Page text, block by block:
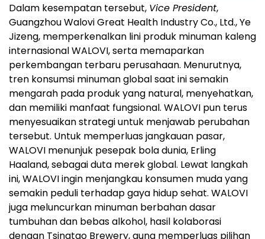
Dalam kesempatan tersebut, Vice President,
Guangzhou Walovi Great Health Industry Co., Ltd., Ye
Jizeng, memperkenalkan lini produk minuman kaleng
internasional WALOVI, serta memaparkan
perkembangan terbaru perusahaan. Menurutnya,
tren konsumsi minuman global saat ini semakin
mengarah pada produk yang natural, menyehatkan,
dan memiliki manfaat fungsional. WALOVI pun terus
menyesuaikan strategi untuk menjawab perubahan
tersebut. Untuk memperluas jangkauan pasar,
WALOVI menunjuk pesepak bola dunia, Erling
Haaland, sebagai duta merek global. Lewat langkah
ini, WALOVI ingin menjangkau konsumen muda yang
semakin peduli terhadap gaya hidup sehat. WALOVI
juga meluncurkan minuman berbahan dasar
tumbuhan dan bebas alkohol, hasil kolaborasi
dengan Tsingtao Brewery, guna memperluas pilihan